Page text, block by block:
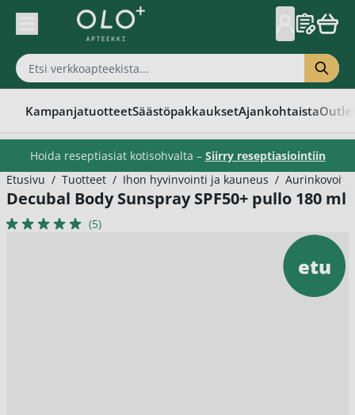
Skip to Content
KampanjatuotteetSäästöpakkauksetAjankohtaista
Hoida reseptiasiat kotisohvalta – Siirry reseptiasiointiin
Etusivu / Tuotteet / Ihon hyvinvointi ja kauneus /
Decubal Body Sunspray SPF50+ pullo 180 ml
(5)
etu